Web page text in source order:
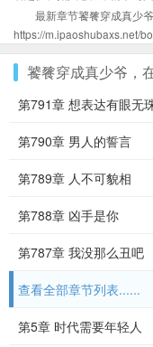
最新章节饕餮穿成真少
https://m.ipaoshubaxs.net/
饕餮穿成真少爷，
第791章 想表达有眼无
第790章 男人的誓言
第789章 人不可貌相
第788章 凶手是你
第787章 我没那么丑吧
查看全部章节列表......
第5章 时代需要年轻人